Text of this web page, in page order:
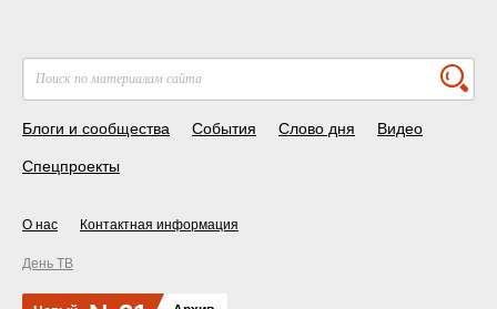
Блоги и сообщества События Слово дня Видео
Спецпроекты
О нас Контактная информация
День ТВ